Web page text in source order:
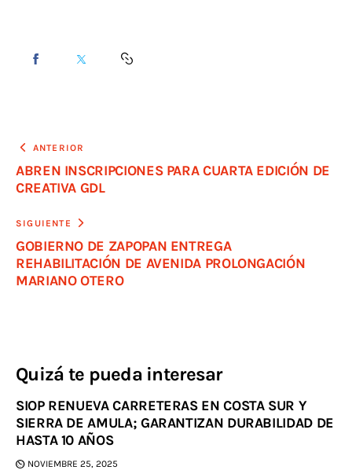
ANTERIOR
ABREN INSCRIPCIONES PARA CUARTA EDICIÓN DE
CREATIVA GDL
SIGUIENTE
GOBIERNO DE ZAPOPAN ENTREGA
REHABILITACIÓN DE AVENIDA PROLONGACIÓN
MARIANO OTERO
Quizá te pueda interesar
SIOP RENUEVA CARRETERAS EN COSTA SUR Y
SIERRA DE AMULA; GARANTIZAN DURABILIDAD DE
HASTA 10 AÑOS
NOVIEMBRE 25, 2025